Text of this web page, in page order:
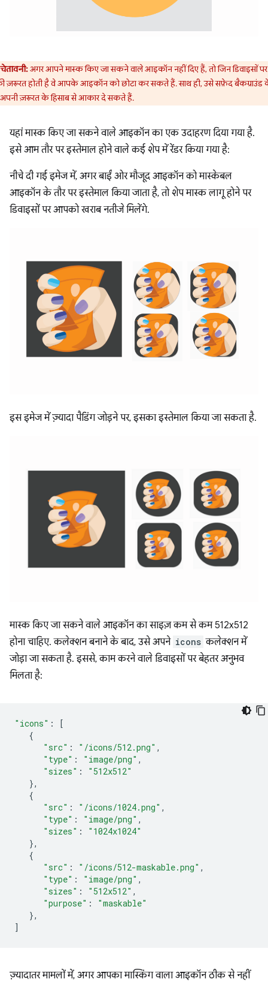
चेतावनी:अगर आपने मास्क किए जा सकने वाले आइकॉन नहीं दिए हैं, तो जिन डिवाइसों पर
ज़रूरत होती है वे आपके आइकॉन को छोटा कर सकते हैं. साथ ही, उसे सफ़ेद बैकग्राउंड
ज़रूरत के हिसाब से आकार दे सकते हैं.
यहां मास्क किए जा सकने वाले आइकॉन का एक उदाहरण दिया गया है.
इसे आम तौर पर इस्तेमाल होने वाले कई शेप में रेंडर किया गया है:
नीचे दी गई इमेज में, अगर बाईं ओर मौजूद आइकॉन को मास्केबल
आइकॉन के तौर पर इस्तेमाल किया जाता है, तो शेप मास्क लागू होने पर
डिवाइसों पर आपको खराब नतीजे मिलेंगे.
इस इमेज में ज़्यादा पैडिंग जोड़ने पर, इसका इस्तेमाल किया जा सकता है.
मास्क किए जा सकने वाले आइकॉन का साइज़ कम से कम 512x512
होना चाहिए. कलेक्शन बनाने के बाद, उसे अपने icons कलेक्शन में
जोड़ा जा सकता है. इससे, काम करने वाले डिवाइसों पर बेहतर अनुभव
मिलता है:
"icons" :
[
{
"src" : "/icons/512.png" ,
"type" : "image/png" ,
"sizes" :
"512x512"
},
{
"src" : "/icons/1024.png" ,
"type" : "image/png" ,
"sizes" :
"1024x1024"
},
{
"src" : "/icons/512-maskable.png" ,
"type" : "image/png" ,
"sizes" : "512x512" ,
"purpose" :
"maskable"
},
]
ज़्यादातर मामलों में, अगर आपका मास्किंग वाला आइकॉन ठीक से नहीं